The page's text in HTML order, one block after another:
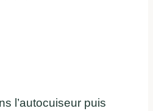
l’autocuiseur puis